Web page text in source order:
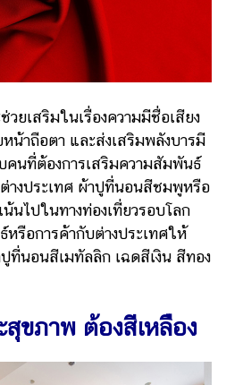
สริมในเรื่องความมีชื่อเสียง
น้าถือตา และส่งเสริมพลังบารมี
นที่ต้องการเสริมความสัมพันธ์
างประเทศ ผ้าปูที่นอนสีชมพูหรือ
นไปในทางท่องเที่ยวรอบโลก
รือการค้ากับต่างประเทศให้
ที่นอนสีเมทัลลิก เฉดสีเงิน สีทอง
สุขภาพ ต้องสีเหลือง